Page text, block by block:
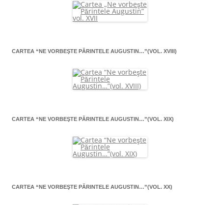
CARTEA “NE VORBEŞTE PĂRINTELE AUGUSTIN…”(VOL. XVIII)
CARTEA “NE VORBEŞTE PĂRINTELE AUGUSTIN…”(VOL. XIX)
CARTEA “NE VORBEŞTE PĂRINTELE AUGUSTIN…”(VOL. XX)